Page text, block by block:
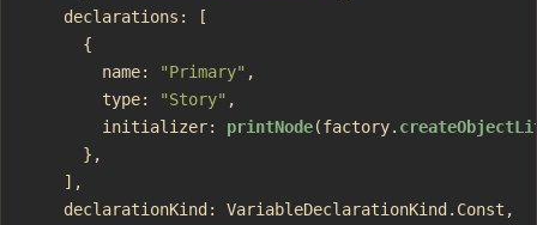
    declarations: [
      {
        name:
"Primary" ,
        type:
"Story" ,
        initializer:
printNode(factory.
      },
    ],
    declarationKind: VariableDeclarationKind.Const,